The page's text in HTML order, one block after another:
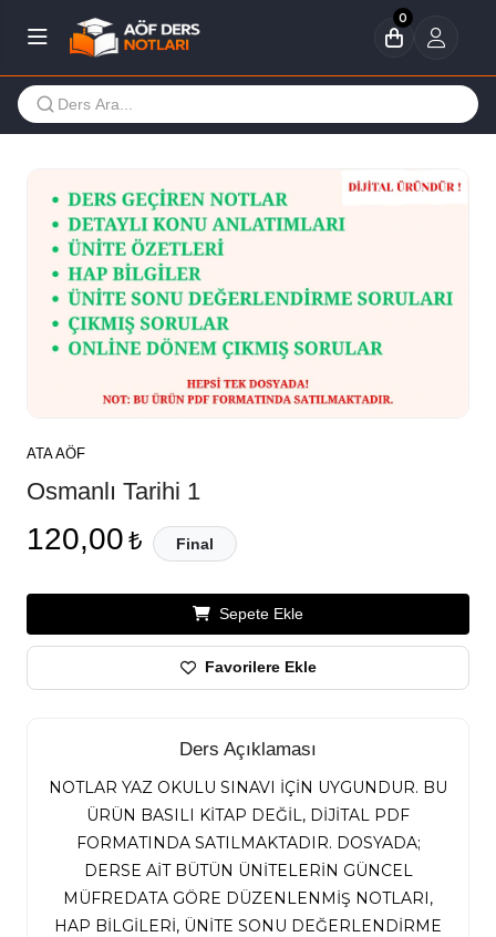
0
ATA AÖF
Osmanlı Tarihi 1
120,00 ₺ Final
Sepete Ekle
Favorilere Ekle
Ders Açıklaması
NOTLAR YAZ OKULU SINAVI İÇİN UYGUNDUR. BU
ÜRÜN BASILI KİTAP DEĞİL, DİJİTAL PDF
FORMATINDA SATILMAKTADIR. DOSYADA;
DERSE AİT BÜTÜN ÜNİTELERİN GÜNCEL
MÜFREDATA GÖRE DÜZENLENMİŞ NOTLARI,
HAP BİLGİLERİ, ÜNİTE SONU DEĞERLENDİRME